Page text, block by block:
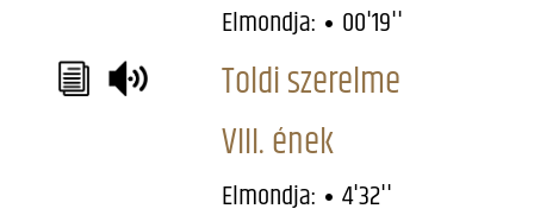
Elmondja: 00'19''
Toldi szerelme
VIII. ének
Elmondja: 4'32''